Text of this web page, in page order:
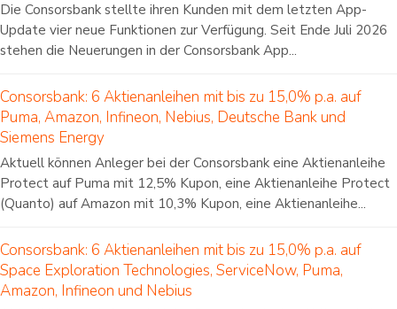
Die Consorsbank stellte ihren Kunden mit dem letzten App-
Update vier neue Funktionen zur Verfügung. Seit Ende Juli 2026
stehen die Neuerungen in der Consorsbank App...
Consorsbank: 6 Aktienanleihen mit bis zu 15,0% p.a. auf
Puma, Amazon, Infineon, Nebius, Deutsche Bank und
Siemens Energy
Aktuell können Anleger bei der Consorsbank eine Aktienanleihe
Protect auf Puma mit 12,5% Kupon, eine Aktienanleihe Protect
(Quanto) auf Amazon mit 10,3% Kupon, eine Aktienanleihe...
Consorsbank: 6 Aktienanleihen mit bis zu 15,0% p.a. auf
Space Exploration Technologies, ServiceNow, Puma,
Amazon, Infineon und Nebius